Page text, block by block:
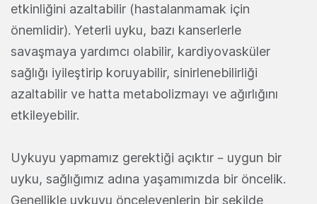
etkinliğini azaltabilir (hastalanmamak için
önemlidir). Yeterli uyku, bazı kanserlerle
savaşmaya yardımcı olabilir, kardiyovasküler
sağlığı iyileştirip koruyabilir, sinirlenebilirliği
azaltabilir ve hatta metabolizmayı ve ağırlığını
etkileyebilir.
Uykuyu yapmamız gerektiği açıktır – uygun bir
uyku, sağlığımız adına yaşamımızda bir öncelik.
Genellikle uykuyu önceleyenlerin bir şekilde